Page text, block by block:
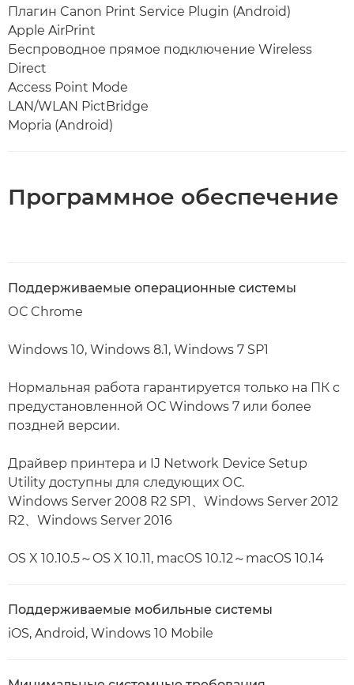
Плагин Canon Print Service Plugin (Android)
Apple AirPrint
Беспроводное прямое подключение Wireless
Direct
Access Point Mode
LAN/WLAN PictBridge
Mopria (Android)
Программное обеспечение
Поддерживаемые операционные системы
ОС Chrome
Windows 10, Windows 8.1, Windows 7 SP1
Нормальная работа гарантируется только на ПК с
предустановленной ОС Windows 7 или более
поздней версии.
Драйвер принтера и IJ Network Device Setup
Utility доступны для следующих ОС.
Windows Server 2008 R2 SP1、Windows Server 2012
R2、Windows Server 2016
OS X 10.10.5～OS X 10.11, macOS 10.12～macOS 10.14
Поддерживаемые мобильные системы
iOS, Android, Windows 10 Mobile